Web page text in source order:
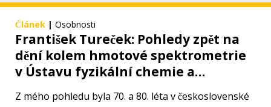
Článek | Osobnosti
František Tureček: Pohledy zpět na
dění kolem hmotové spektrometrie
v Ústavu fyzikální chemie a
Z mého pohledu byla 70. a 80. léta v československé